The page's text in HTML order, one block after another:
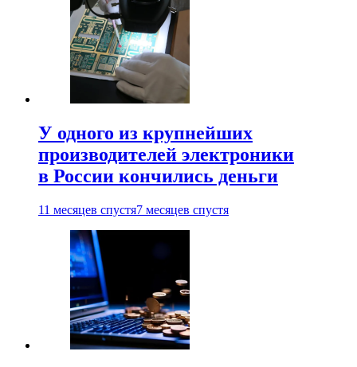
У одного из крупнейших
производителей электроники
в России кончились деньги
11 месяцев спустя7 месяцев спустя